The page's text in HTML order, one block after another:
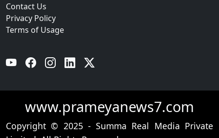
Contact Us
Privacy Policy
Terms of Usage
YouTube Facebook Instagram Linkedin
www.prameyanews7.com
Copyright © 2025 - Summa Real Media Private